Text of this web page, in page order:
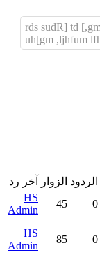
rds sudR] td
uh[gm ,ljhfum
الردود الزوار
آخر رد
0
45
HS
Admin
0
85
HS
Admin